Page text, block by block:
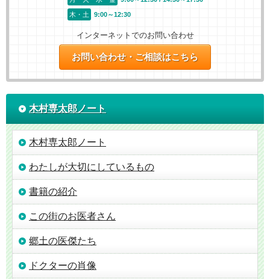
木・土 9:00～12:30
インターネットでのお問い合わせ
お問い合わせ・ご相談はこちら
木村専太郎ノート
木村専太郎ノート
わたしが大切にしているもの
書籍の紹介
この街のお医者さん
郷土の医傑たち
ドクターの肖像